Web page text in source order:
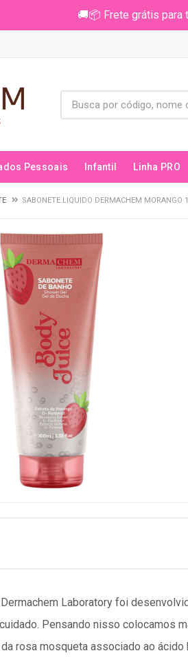
🚚📦 Frete grátis para
Pessoais Infantil Linha PRO
SABONETE LIQUIDO DERMACHEM MORANGO
Laboratory foi
Pensando nisso colocamos
rosa mosqueta associado ao